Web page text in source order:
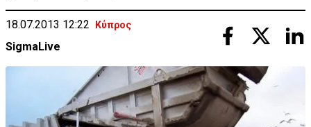
18.07.2013 12:22 Κύπρος
SigmaLive